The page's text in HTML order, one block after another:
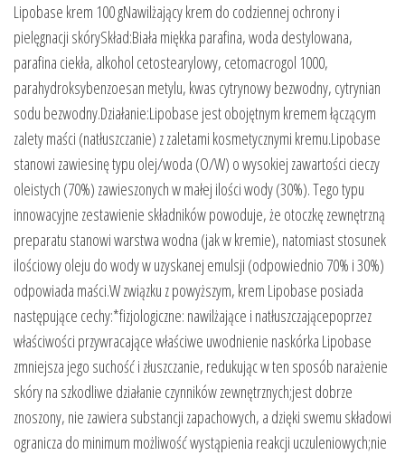
Lipobase krem 100 gNawilżający krem do codziennej ochrony i
pielęgnacji skórySkład:Biała miękka parafina, woda destylowana,
parafina ciekła, alkohol cetostearylowy, cetomacrogol 1000,
parahydroksybenzoesan metylu, kwas cytrynowy bezwodny, cytrynian
sodu bezwodny.Działanie:Lipobase jest obojętnym kremem łączącym
zalety maści (natłuszczanie) z zaletami kosmetycznymi kremu.Lipobase
stanowi zawiesinę typu olej/woda (O/W) o wysokiej zawartości cieczy
oleistych (70%) zawieszonych w małej ilości wody (30%). Tego typu
innowacyjne zestawienie składników powoduje, że otoczkę zewnętrzną
preparatu stanowi warstwa wodna (jak w kremie), natomiast stosunek
ilościowy oleju do wody w uzyskanej emulsji (odpowiednio 70% i 30%)
odpowiada maści.W związku z powyższym, krem Lipobase posiada
następujące cechy:*fizjologiczne: nawilżające i natłuszczającepoprzez
właściwości przywracające właściwe uwodnienie naskórka Lipobase
zmniejsza jego suchość i złuszczanie, redukując w ten sposób narażenie
skóry na szkodliwe działanie czynników zewnętrznych;jest dobrze
znoszony, nie zawiera substancji zapachowych, a dzięki swemu składowi
ogranicza do minimum możliwość wystąpienia reakcji uczuleniowych;nie